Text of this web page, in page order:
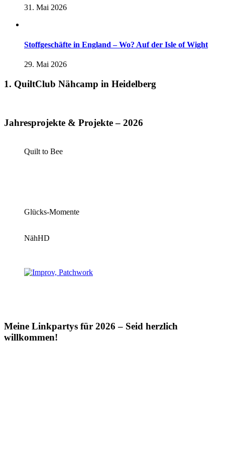
31. Mai 2026
Stoffgeschäfte in England – Wo? Auf der Isle of Wight
29. Mai 2026
1. QuiltClub Nähcamp in Heidelberg
Jahresprojekte & Projekte – 2026
Quilt to Bee
Glücks-Momente
NähHD
Meine Linkpartys für 2026 – Seid herzlich
willkommen!